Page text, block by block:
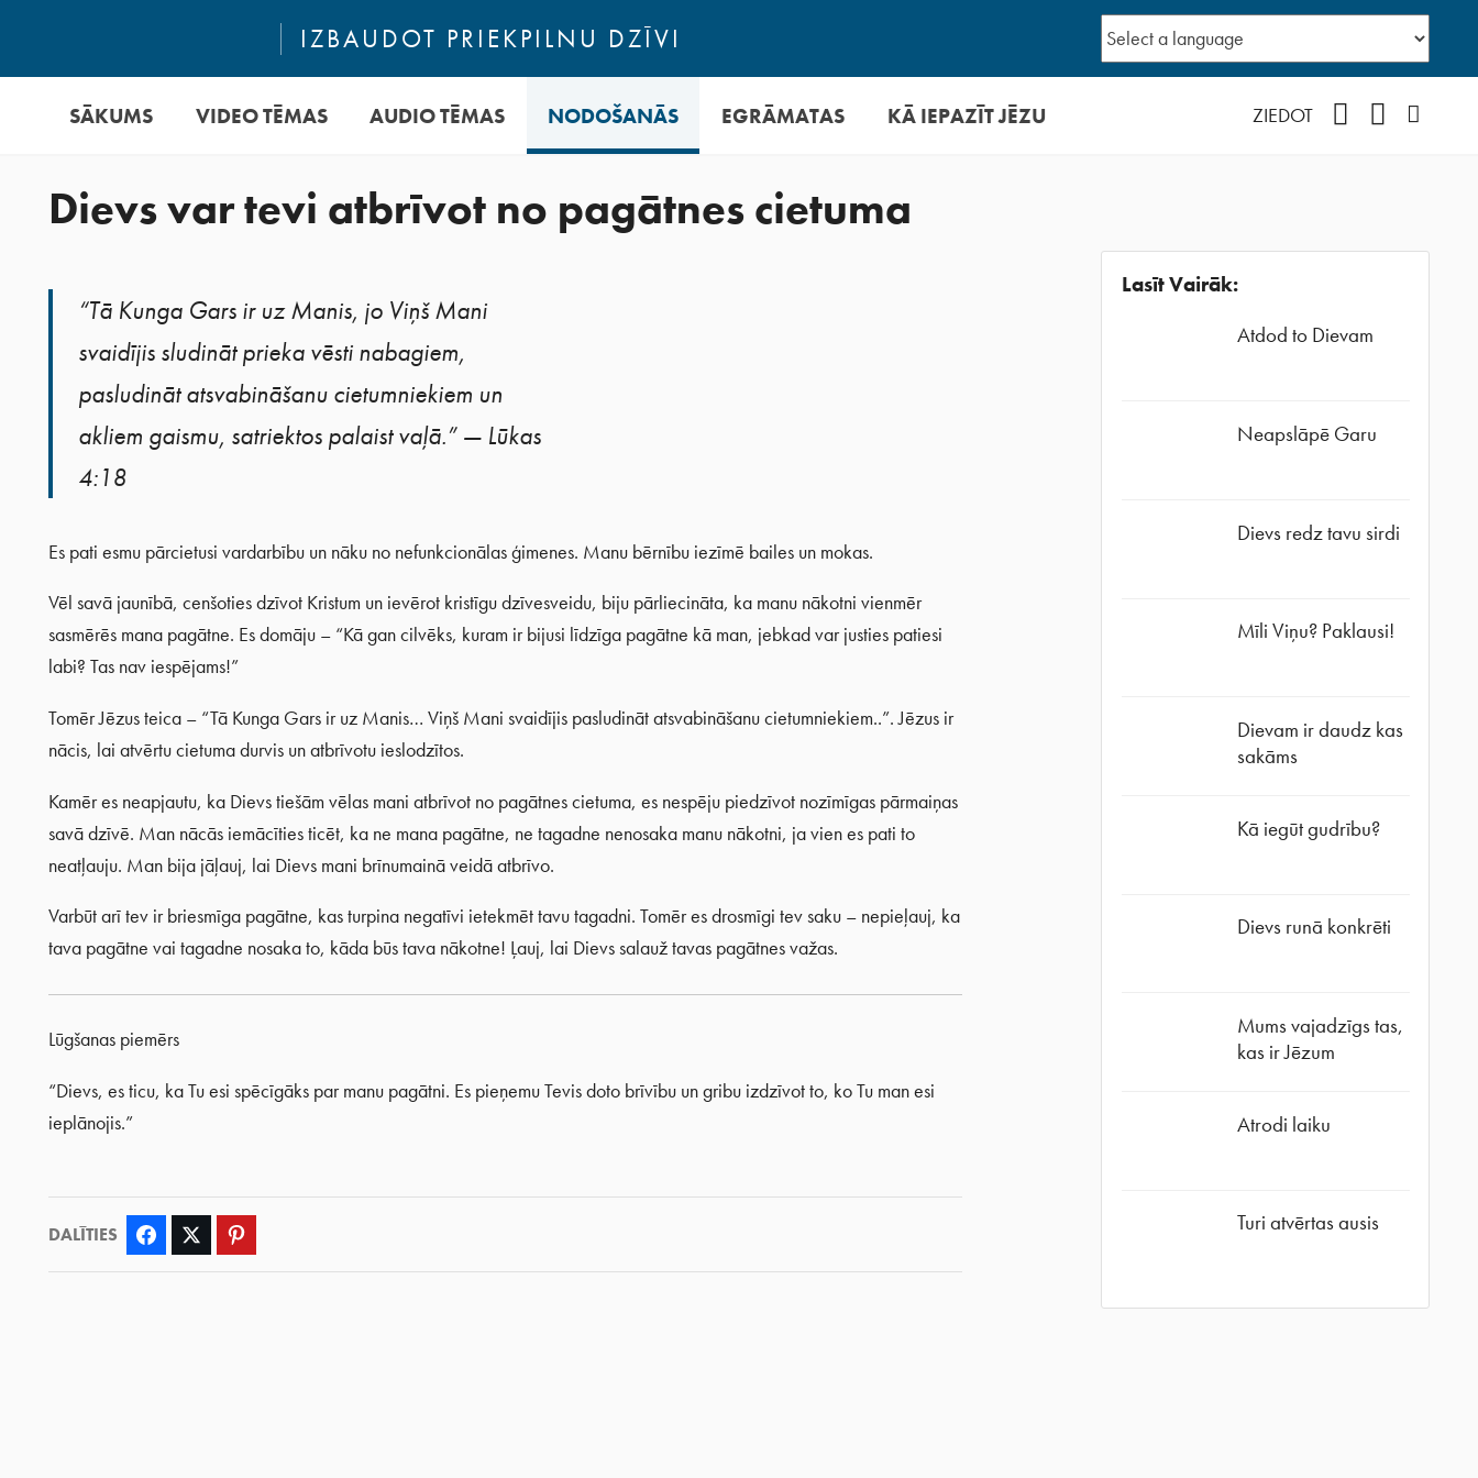
IZBAUDOT PRIEKPILNU DZĪVI
SĀKUMS VIDEO TĒMAS AUDIO TĒMAS NODOŠANĀS EGRĀMATAS KĀ IEPAZĪT JĒZU ZIEDOT FacebookYouTube
Dievs var tevi atbrīvot no pagātnes cietuma
“Tā Kunga Gars ir uz Manis, jo Viņš Mani
svaidījis sludināt prieka vēsti nabagiem,
pasludināt atsvabināšanu cietumniekiem un
akliem gaismu, satriektos palaist vaļā.” — Lūkas
4:18
Es pati esmu pārcietusi vardarbību un nāku no nefunkcionālas ģimenes. Manu bērnību iezīmē bailes un mokas.
Vēl savā jaunībā, cenšoties dzīvot Kristum un ievērot kristīgu dzīvesveidu, biju pārliecināta, ka manu nākotni vienmēr
sasmērēs mana pagātne. Es domāju – “Kā gan cilvēks, kuram ir bijusi līdzīga pagātne kā man, jebkad var justies patiesi
labi? Tas nav iespējams!”
Tomēr Jēzus teica – “Tā Kunga Gars ir uz Manis… Viņš Mani svaidījis pasludināt atsvabināšanu cietumniekiem..”. Jēzus ir
nācis, lai atvērtu cietuma durvis un atbrīvotu ieslodzītos.
Kamēr es neapjautu, ka Dievs tiešām vēlas mani atbrīvot no pagātnes cietuma, es nespēju piedzīvot nozīmīgas pārmaiņas
savā dzīvē. Man nācās iemācīties ticēt, ka ne mana pagātne, ne tagadne nenosaka manu nākotni, ja vien es pati to
neatļauju. Man bija jāļauj, lai Dievs mani brīnumainā veidā atbrīvo.
Varbūt arī tev ir briesmīga pagātne, kas turpina negatīvi ietekmēt tavu tagadni. Tomēr es drosmīgi tev saku – nepieļauj, ka
tava pagātne vai tagadne nosaka to, kāda būs tava nākotne! Ļauj, lai Dievs salauž tavas pagātnes važas.
Lūgšanas piemērs
“Dievs, es ticu, ka Tu esi spēcīgāks par manu pagātni. Es pieņemu Tevis doto brīvību un gribu izdzīvot to, ko Tu man esi
ieplānojis.”
DALĪTIES Facebook Twitter
Lasīt Vairāk:
Atdod to Dievam
Neapslāpē Garu
Dievs redz tavu sirdi
Mīli Viņu? Paklausi!
Dievam ir daudz kas
sakāms
Kā iegūt gudrību?
Dievs runā konkrēti
Mums vajadzīgs tas,
kas ir Jēzum
Atrodi laiku
Turi atvērtas ausis